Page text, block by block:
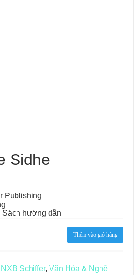
Sidhe
Publishing
Sách hướng dẫn
Thêm vào giỏ hàng
NXB Schiffer,Văn Hóa & Nghệ